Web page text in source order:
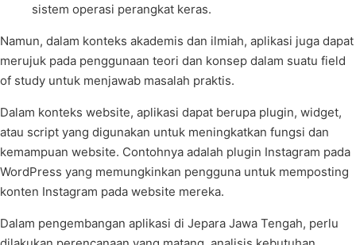
sistem operasi perangkat keras.
Namun, dalam konteks akademis dan ilmiah, aplikasi juga dapat
merujuk pada penggunaan teori dan konsep dalam suatu field
of study untuk menjawab masalah praktis.
Dalam konteks website, aplikasi dapat berupa plugin, widget,
atau script yang digunakan untuk meningkatkan fungsi dan
kemampuan website. Contohnya adalah plugin Instagram pada
WordPress yang memungkinkan pengguna untuk memposting
konten Instagram pada website mereka.
Dalam pengembangan aplikasi di Jepara Jawa Tengah, perlu